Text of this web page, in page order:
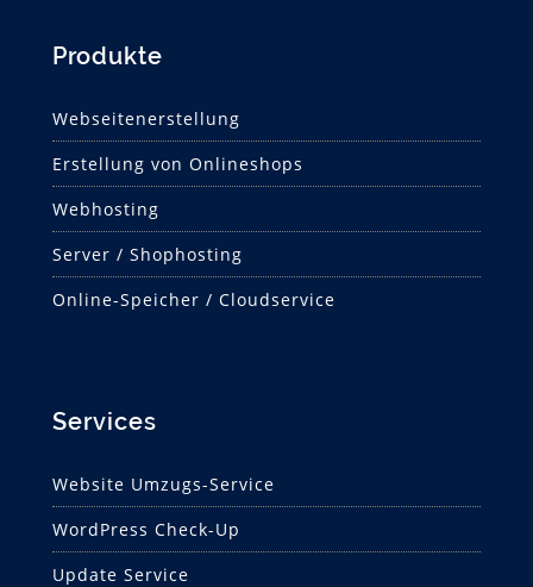
Produkte
Webseitenerstellung
Erstellung von Onlineshops
Webhosting
Server / Shophosting
Online-Speicher / Cloudservice
Services
Website Umzugs-Service
WordPress Check-Up
Update Service